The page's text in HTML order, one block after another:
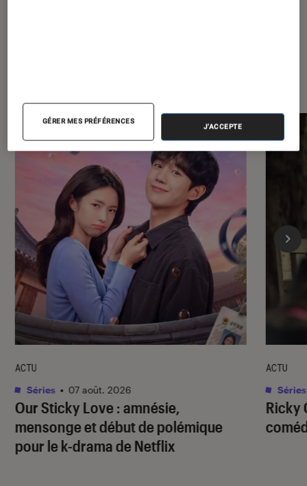
Our Sticky Love: amnésie,
mensonge et début de polémique
pour le k-drama de Netflix
ACTU
Séries • 07 août. 2026
Ricky
ACTU
Séries
GÉRER MES PRÉFÉRENCES
J'ACCEPTE